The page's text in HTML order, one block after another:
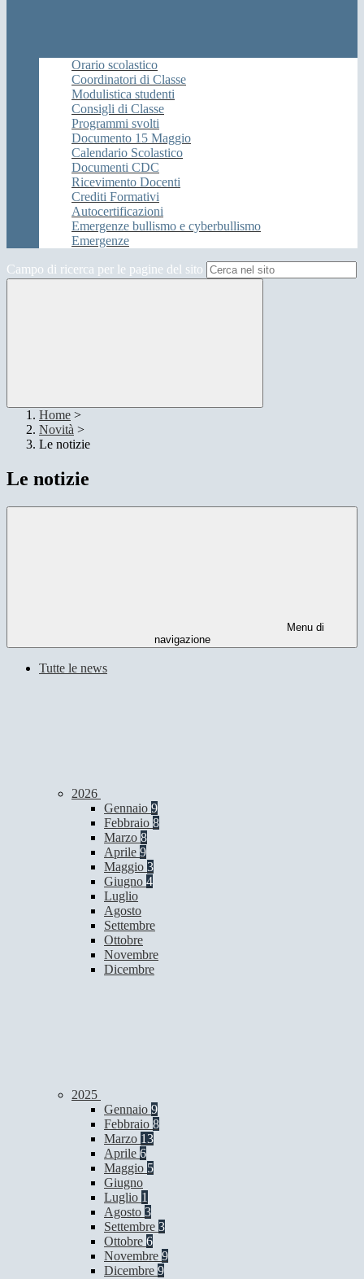
Orario scolastico
Coordinatori di Classe
Modulistica studenti
Consigli di Classe
Programmi svolti
Documento 15 Maggio
Calendario Scolastico
Documenti CDC
Ricevimento Docenti
Crediti Formativi
Autocertificazioni
Emergenze bullismo e cyberbullismo
Emergenze
Campo di ricerca per le pagine del sito
Home >
Novità >
Le notizie
Le notizie
Menu di
navigazione
Tutte le news
2026
Gennaio 9
Febbraio 8
Marzo 8
Aprile 9
Maggio 3
Giugno 4
Luglio
Agosto
Settembre
Ottobre
Novembre
Dicembre
2025
Gennaio 9
Febbraio 8
Marzo 13
Aprile 6
Maggio 5
Giugno
Luglio 1
Agosto 3
Settembre 3
Ottobre 6
Novembre 9
Dicembre 9